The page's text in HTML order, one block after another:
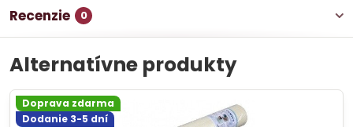
Recenzie 0
Alternatívne produkty
Doprava zdarma
Dodanie 3-5 dní